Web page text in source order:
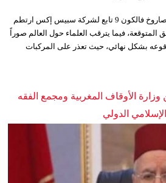
يُعتقد أن جزءاً ضخماً تائهاً من صاروخ فالكون 9 تابع لشركة سبيس إكس ارتطم
فيما يترقب العلماء حول العالم صوراً
بشكل نهائي، حيث تعذر على المركبات
وزارة الأوقاف المغربية ومجمع الفقه
الإسلامي الدولي